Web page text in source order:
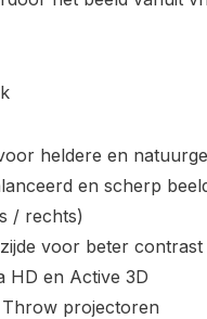
heldere en
en scherp
/ rechts)
voor beter contrast
HD en Active 3D
projectoren